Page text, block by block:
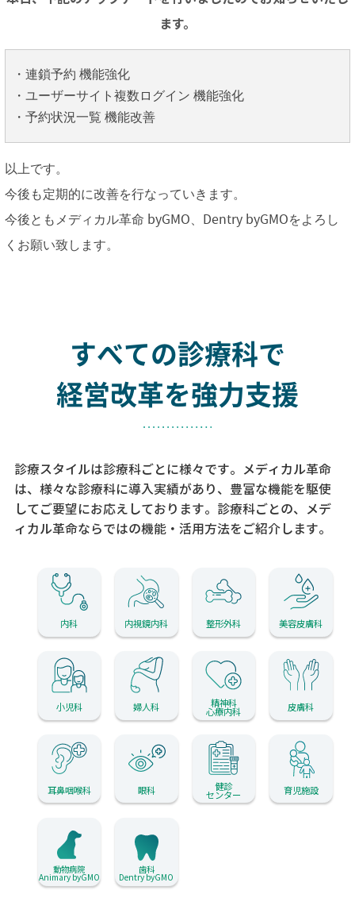
ます。
・連鎖予約 機能強化
・ユーザーサイト複数ログイン 機能強化
・予約状況一覧 機能改善
以上です。
今後も定期的に改善を行なっていきます。
今後ともメディカル革命 byGMO、Dentry byGMOをよろし
くお願い致します。
すべての診療科で
経営改革を強力支援
診療スタイルは診療科ごとに様々です。メディカル革命
は、様々な診療科に導入実績があり、 豊富な機能を駆使
してご要望にお応えしております。 診療科ごとの、メデ
ィカル革命ならではの機能・活用方法をご紹介します。
内科 内視鏡内科 整形外科 美容皮膚科
小児科 婦人科 精神科
心療内科 皮膚科
耳鼻咽喉科 眼科 健診
センター 育児施設
動物病院
Animary byGMO
歯科
Dentry byGMO